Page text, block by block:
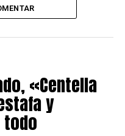
«Centella
y